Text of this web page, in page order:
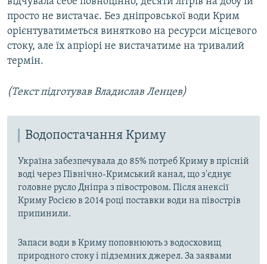
просто не вистачає. Без дніпровської води Крим
орієнтуватиметься винятково на ресурси місцевого
стоку, але їх апріорі не вистачатиме на тривалий
термін.
(Текст підготував Владислав Ленцев)
Водопостачання Криму
Україна забезпечувала до 85% потреб Криму в прісній
воді через Північно-Кримський канал, що з'єднує
головне русло Дніпра з півостровом. Після анексії
Криму Росією в 2014 році поставки води на півострів
припинили.
Запаси води в Криму поповнюють з водосховищ
природного стоку і підземних джерел. За заявами